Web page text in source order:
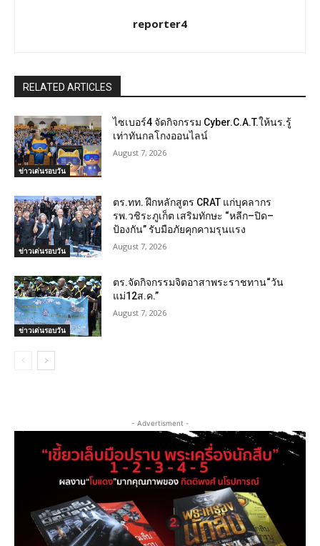
reporter4
RELATED ARTICLES
ข่าวเด่นรอบวัน
ไซเบอร์4 จัดกิจกรรม Cyber.C.A.T.ให้นร.รู้
เท่าทันกลโกงออนไลน์
August 7, 2026
ข่าวเด่นรอบวัน
ตร.ทท. ฝึกหลักสูตร CRAT แก่บุคลากร
รพ.วชิระภูเก็ต เสริมทักษะ “หลีก–ปิด–
ป้องกัน” รับมือภัยคุกคามรุนแรง
August 7, 2026
ข่าวเด่นรอบวัน
ตร.จัดกิจกรรมจิตอาสาพระราชทาน“วัน
แม่12ส.ค.”
August 7, 2026
- Advertisment -